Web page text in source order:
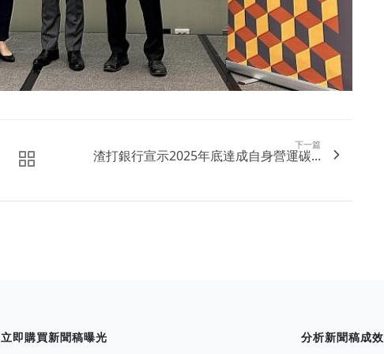
下一篇
渣打銀行宣示2025年底達成自身營運碳...
立即購買新聞稿曝光 分析新聞稿成效